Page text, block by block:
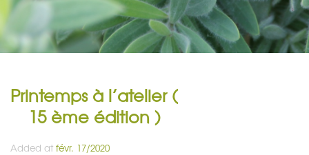
Printemps à l’atelier (
15 ème édition )
Added at févr. 17/2020